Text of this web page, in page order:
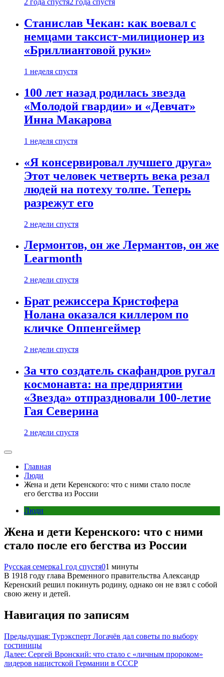
2 года спустя2 года спустя
Станислав Чекан: как воевал с
немцами таксист-милиционер из
«Бриллиантовой руки»
1 неделя спустя
100 лет назад родилась звезда
«Молодой гвардии» и «Девчат»
Инна Макарова
1 неделя спустя
«Я консервировал лучшего друга»
Этот человек четверть века резал
людей на потеху толпе. Теперь
разрежут его
2 недели спустя
Лермонтов, он же Лермантов, он же
Learmonth
2 недели спустя
Брат режиссера Кристофера
Нолана оказался киллером по
кличке Оппенгеймер
2 недели спустя
За что создатель скафандров ругал
космонавта: на предприятии
«Звезда» отпраздновали 100-летие
Гая Северина
2 недели спустя
Главная
Люди
Жена и дети Керенского: что с ними стало после
его бегства из России
Люди
Жена и дети Керенского: что с ними
стало после его бегства из России
Русская семерка1 год спустя01 минуты
В 1918 году глава Временного правительства Александр
Керенский решил покинуть родину, однако он не взял с собой
свою жену и детей.
Навигация по записям
Предыдущая: Турэксперт Логачёв дал советы по выбору
гостиницы
Далее: Сергей Вронский: что стало с «личным пророком»
лидеров нацистской Германии в СССР